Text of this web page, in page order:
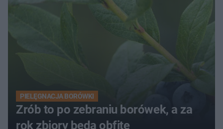
PIELĘGNACJA BORÓWKI
Zrób to po zebraniu borówek, a za
rok zbiory będą obfite